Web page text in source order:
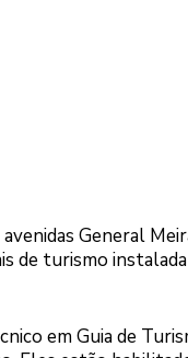
General
de turismo
em Guia de